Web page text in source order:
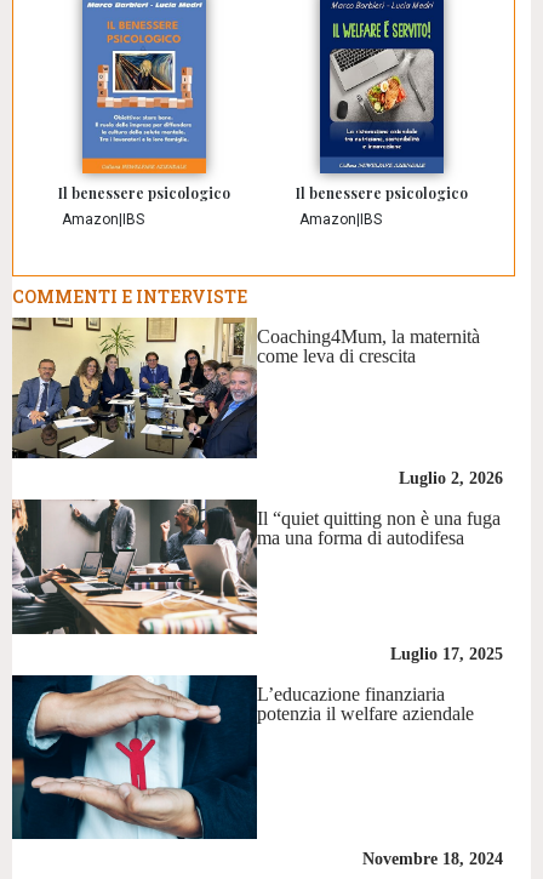
Il benessere psicologico
Amazon IBS
Il benessere psicologico
Amazon IBS
COMMENTI E INTERVISTE
Coaching4Mum, la maternità
come leva di crescita
Luglio 2, 2026
Il “quiet quitting non è una fuga
ma una forma di autodifesa
Luglio 17, 2025
L’educazione finanziaria
potenzia il welfare aziendale
Novembre 18, 2024